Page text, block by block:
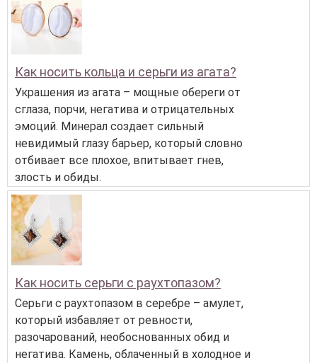
Как носить кольца и серьги из агата?
Украшения из агата – мощные обереги от
сглаза, порчи, негатива и отрицательных
эмоций. Минерал создает сильный
невидимый глазу барьер, который словно
отбивает все плохое, впитывает гнев,
злость и обиды.
Как носить серьги с раухтопазом?
Серьги с раухтопазом в серебре – амулет,
который избавляет от ревности,
разочарований, необоснованных обид и
негатива. Камень, облаченный в холодное и